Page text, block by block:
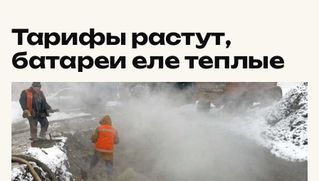
Тарифы растут,
батареи еле теплые